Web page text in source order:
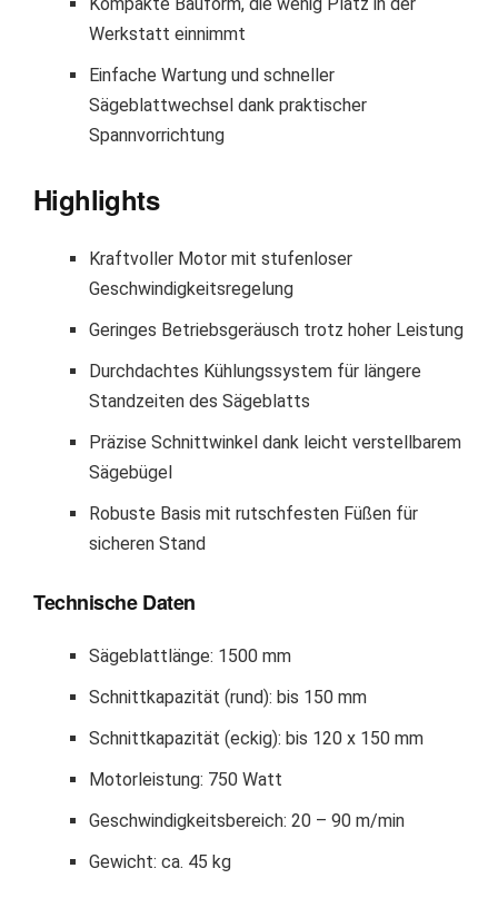
Werkstatt einnimmt
Einfache Wartung und schneller
Sägeblattwechsel dank praktischer
Spannvorrichtung
Highlights
Kraftvoller Motor mit stufenloser
Geschwindigkeitsregelung
Geringes Betriebsgeräusch trotz hoher Leistung
Durchdachtes Kühlungssystem für längere
Standzeiten des Sägeblatts
Präzise Schnittwinkel dank leicht verstellbarem
Sägebügel
Robuste Basis mit rutschfesten Füßen für
sicheren Stand
Technische Daten
Sägeblattlänge: 1500 mm
Schnittkapazität (rund): bis 150 mm
Schnittkapazität (eckig): bis 120 x 150 mm
Motorleistung: 750 Watt
Geschwindigkeitsbereich: 20 – 90 m/min
Gewicht: ca. 45 kg